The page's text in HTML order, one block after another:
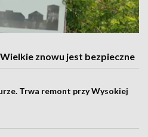
znowu jest bezpieczne
Trwa remont przy Wysokiej